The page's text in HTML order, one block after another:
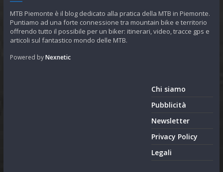
MTB Piemonte è il blog dedicato alla pratica della MTB in Piemonte.
Puntiamo ad una forte connessione tra mountain bike e territorio
offrendo tutto il possibile per un biker: itinerari, video, tracce gps e
articoli sul fantastico mondo delle MTB.
Powered byNexnetic
Chi siamo
Pubblicità
Newsletter
Privacy Policy
Legali